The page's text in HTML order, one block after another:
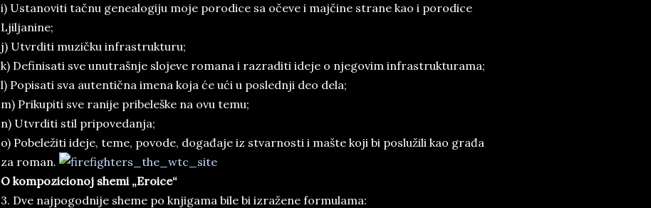
i) Ustanoviti tačnu genealogiju moje porodice sa očeve i majčine strane kao i porodice
Ljiljanine;
j) Utvrditi muzičku infrastrukturu;
k) Definisati sve unutrašnje slojeve romana i razraditi ideje o njegovim infrastrukturama;
l) Popisati sva autentična imena koja će ući u poslednji deo dela;
m) Prikupiti sve ranije pribeleške na ovu temu;
n) Utvrditi stil pripovedanja;
o) Pobeležiti ideje, teme, povode, događaje iz stvarnosti i mašte koji bi poslužili kao građa
za roman.
O kompozicionoj shemi „Eroice“
3. Dve najpogodnije sheme po knjigama bile bi izražene formulama: